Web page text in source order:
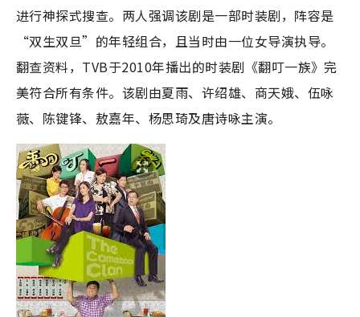
进行神探式搜查。两人强调该剧是一部时装剧，阵容是
“双生双旦”的年轻组合，且当时由一位女导演执导。
翻查资料，TVB于2010年播出的时装剧《翻叮一族》完
美符合所有条件。该剧由夏雨、许绍雄、商天娥、伍咏
薇、陈键锋、敖嘉年、杨思琦及唐诗咏主演。